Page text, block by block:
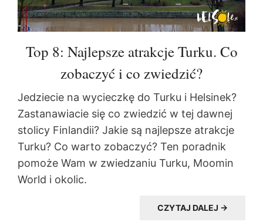
Top 8: Najlepsze atrakcje Turku. Co
zobaczyć i co zwiedzić?
Jedziecie na wycieczkę do Turku i Helsinek?
Zastanawiacie się co zwiedzić w tej dawnej
stolicy Finlandii? Jakie są najlepsze atrakcje
Turku? Co warto zobaczyć? Ten poradnik
pomoże Wam w zwiedzaniu Turku, Moomin
World i okolic.
CZYTAJ DALEJ →